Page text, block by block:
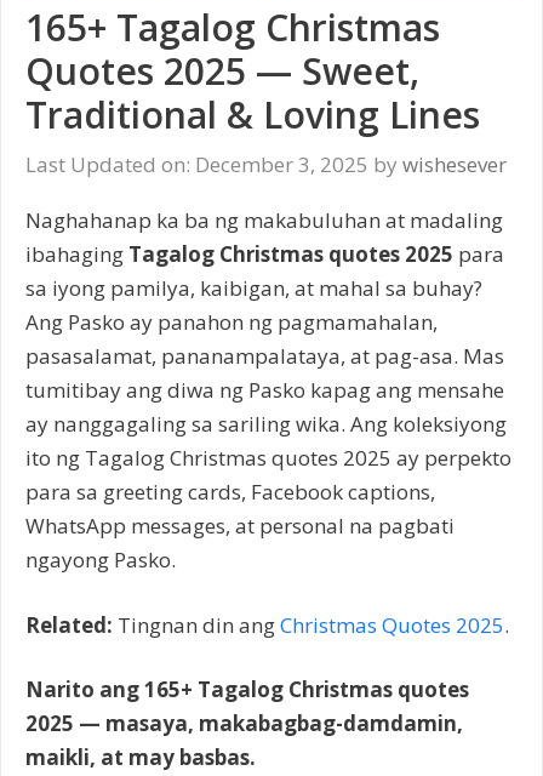
165+ Tagalog Christmas
Quotes 2025 — Sweet,
Traditional & Loving Lines
Last Updated on: December 3, 2025 by wishesever
Naghahanap ka ba ng makabuluhan at madaling
ibahaging Tagalog Christmas quotes 2025 para
sa iyong pamilya, kaibigan, at mahal sa buhay?
Ang Pasko ay panahon ng pagmamahalan,
pasasalamat, pananampalataya, at pag-asa. Mas
tumitibay ang diwa ng Pasko kapag ang mensahe
ay nanggagaling sa sariling wika. Ang koleksiyong
ito ng Tagalog Christmas quotes 2025 ay perpekto
para sa greeting cards, Facebook captions,
WhatsApp messages, at personal na pagbati
ngayong Pasko.
Related: Tingnan din angChristmas Quotes 2025.
Narito ang 165+ Tagalog Christmas quotes
2025 — masaya, makabagbag-damdamin,
maikli, at may basbas.